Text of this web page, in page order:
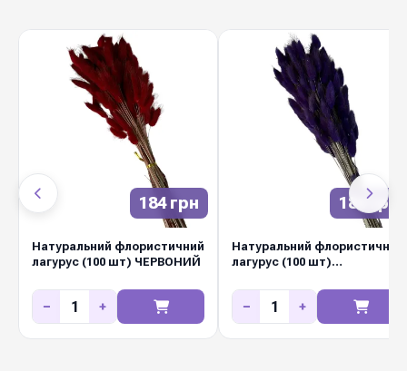
184 грн
Натуральний флористичний
лагурус (100 шт) ЧЕРВОНИЙ
− +
184 грн
Натуральний флористичний
лагурус (100 шт)
− +